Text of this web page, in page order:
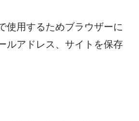
使用するためブラウザーに
ルアドレス、サイトを保存